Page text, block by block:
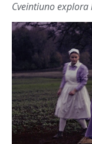
Cveintiuno explora